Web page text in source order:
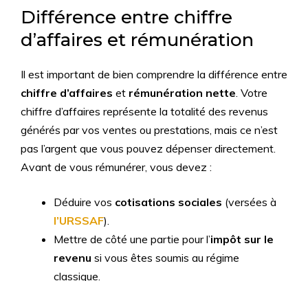
Différence entre chiffre
d’affaires et rémunération
Il est important de bien comprendre la différence entre
chiffre d’affaires et rémunération nette. Votre
chiffre d’affaires représente la totalité des revenus
générés par vos ventes ou prestations, mais ce n’est
pas l’argent que vous pouvez dépenser directement.
Avant de vous rémunérer, vous devez :
Déduire vos cotisations sociales (versées à
l’URSSAF).
Mettre de côté une partie pour l’impôt sur le
revenu si vous êtes soumis au régime
classique.